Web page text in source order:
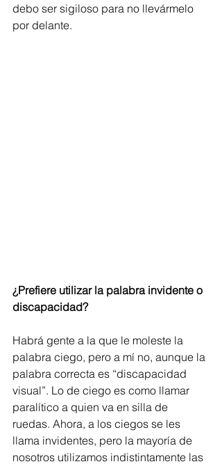
debo ser sigiloso para no llevármelo
por delante.
¿Prefiere utilizar la palabra invidente o
discapacidad?
Habrá gente a la que le moleste la
palabra ciego, pero a mí no, aunque la
palabra correcta es “discapacidad
visual”. Lo de ciego es como llamar
paralítico a quien va en silla de
ruedas. Ahora, a los ciegos se les
llama invidentes, pero la mayoría de
nosotros utilizamos indistintamente las